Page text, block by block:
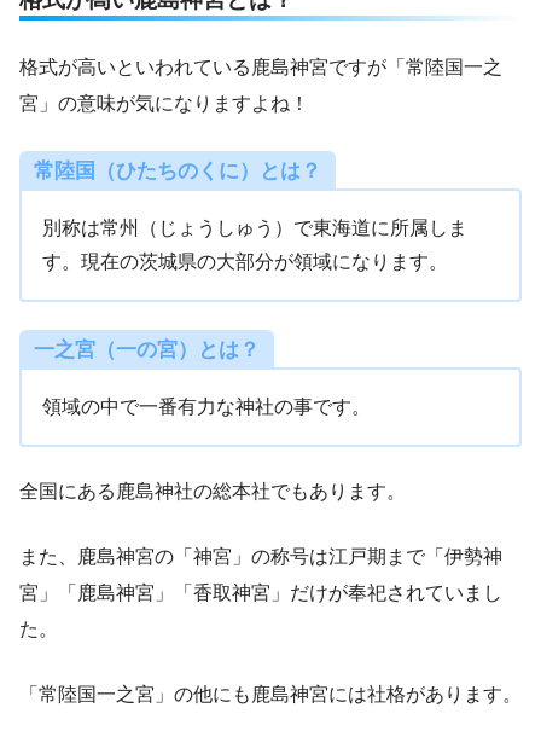
格式が高いといわれている鹿島神宮ですが「常陸国一之
宮」の意味が気になりますよね！
常陸国（ひたちのくに）とは？
別称は常州（じょうしゅう）で東海道に所属しま
す。現在の茨城県の大部分が領域になります。
一之宮（一の宮）とは？
領域の中で一番有力な神社の事です。
全国にある鹿島神社の総本社でもあります。
また、鹿島神宮の「神宮」の称号は江戸期まで「伊勢神
宮」「鹿島神宮」「香取神宮」だけが奉祀されていまし
た。
「常陸国一之宮」の他にも鹿島神宮には社格があります。